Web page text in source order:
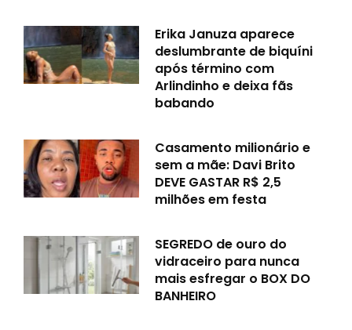
Erika Januza aparece
deslumbrante de biquíni
após término com
Arlindinho e deixa fãs
babando
Casamento milionário e
sem a mãe: Davi Brito
DEVE GASTAR R$ 2,5
milhões em festa
SEGREDO de ouro do
vidraceiro para nunca
mais esfregar o BOX DO
BANHEIRO